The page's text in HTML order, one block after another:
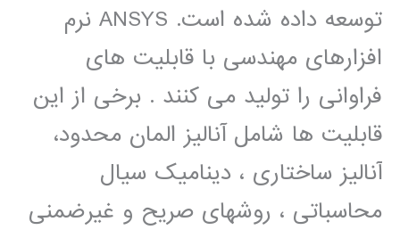
توسعه داده شده است. ANSYS نرم
افزارهای مهندسی با قابلیت های
فراوانی را تولید می کنند . برخی از این
قابلیت ها شامل آنالیز المان محدود،
آنالیز ساختاری ، دینامیک سیال
محاسباتی ، روشهای صریح و غیرضمنی